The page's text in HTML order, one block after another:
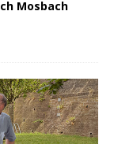
Mosbach